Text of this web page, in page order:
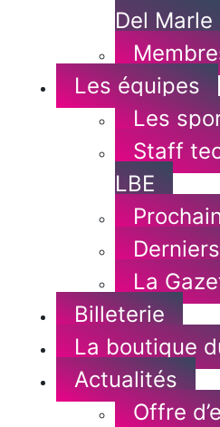
Del Marle
Les équipes
Les
Staff
LBE
La
Billeterie
La boutique
Actualités
Offre